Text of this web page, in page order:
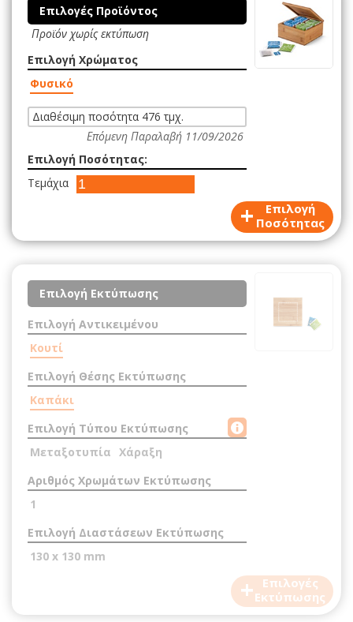
Επιλογές Προϊόντος
Προϊόν χωρίς εκτύπωση
+
Επιλογή
Ποσότητας
Επιλογή Χρώματος
Φυσικό
Διαθέσιμη ποσότητα 476 τμχ.
Επόμενη Παραλαβή 11/09/2026
Επιλογή Ποσότητας:
Τεμάχια
+
Επιλογές
Εκτύπωσης
Επιλογή Εκτύπωσης
Επιλογή Αντικειμένου
Κουτί
Επιλογή Θέσης Εκτύπωσης
Καπάκι
Επιλογή Τύπου Εκτύπωσης
Μεταξοτυπία Χάραξη
Αριθμός Χρωμάτων Εκτύπωσης
1
Επιλογή Διαστάσεων Εκτύπωσης
130 x 130 mm